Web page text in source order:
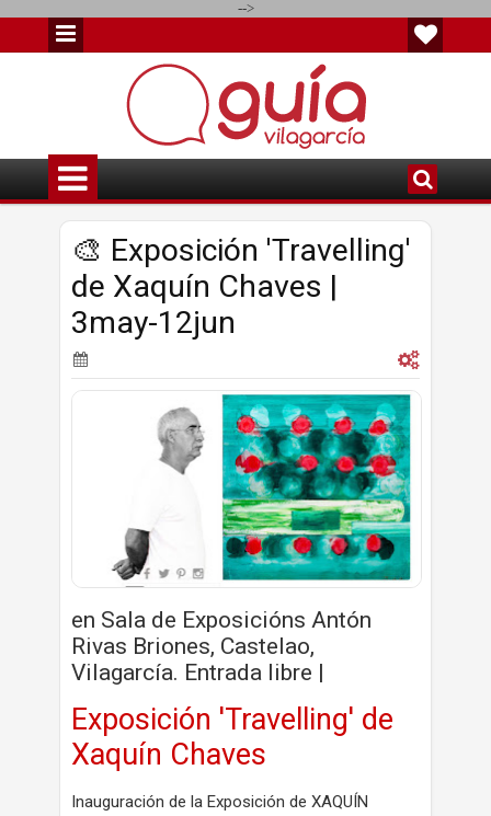
-->
🎨 Exposición 'Travelling'
de Xaquín Chaves |
3may-12jun
en Sala de Exposicións Antón
Rivas Briones, Castelao,
Vilagarcía. Entrada libre |
Exposición 'Travelling' de
Xaquín Chaves
Inauguración de la Exposición de XAQUÍN